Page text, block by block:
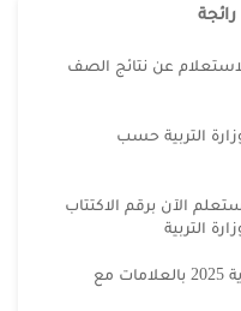
عن نتائج الصف
نتائج التعليم الاساسي 2025 وزارة التربية حسب
نتائج التاسع سوريا 2025.. استعلم الآن برقم الاكتتاب
التربية
ظهرت الآن.. نتائج التاسع في سورية 2025 بالعلامات مع